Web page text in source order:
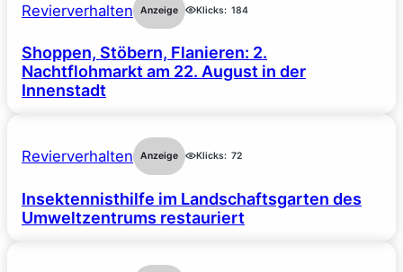
Revierverhalten Anzeige Klicks: 184
Shoppen, Stöbern, Flanieren: 2.
Nachtflohmarkt am 22. August in der
Innenstadt
Revierverhalten Anzeige Klicks: 72
Insektennisthilfe im Landschaftsgarten des
Umweltzentrums restauriert